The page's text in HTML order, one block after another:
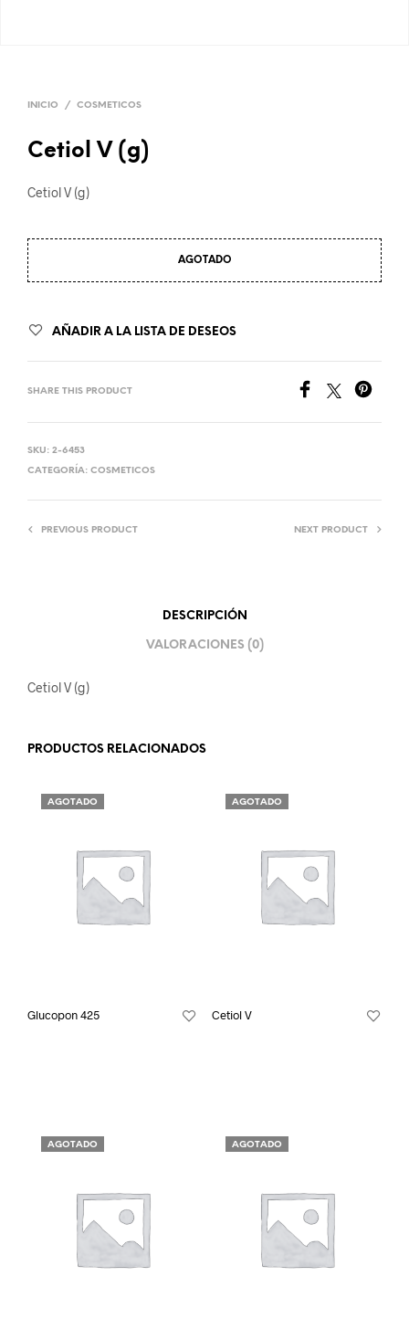
INICIO / COSMETICOS
Cetiol V (g)
Cetiol V (g)
AGOTADO
AÑADIR A LA LISTA DE DESEOS
SHARE THIS PRODUCT
SKU: 2-6453
CATEGORÍA: COSMETICOS
PREVIOUS PRODUCT NEXT PRODUCT
DESCRIPCIÓN
VALORACIONES (0)
Cetiol V (g)
PRODUCTOS RELACIONADOS
AGOTADO
Glucopon 425
AGOTADO
Cetiol V
AGOTADO AGOTADO